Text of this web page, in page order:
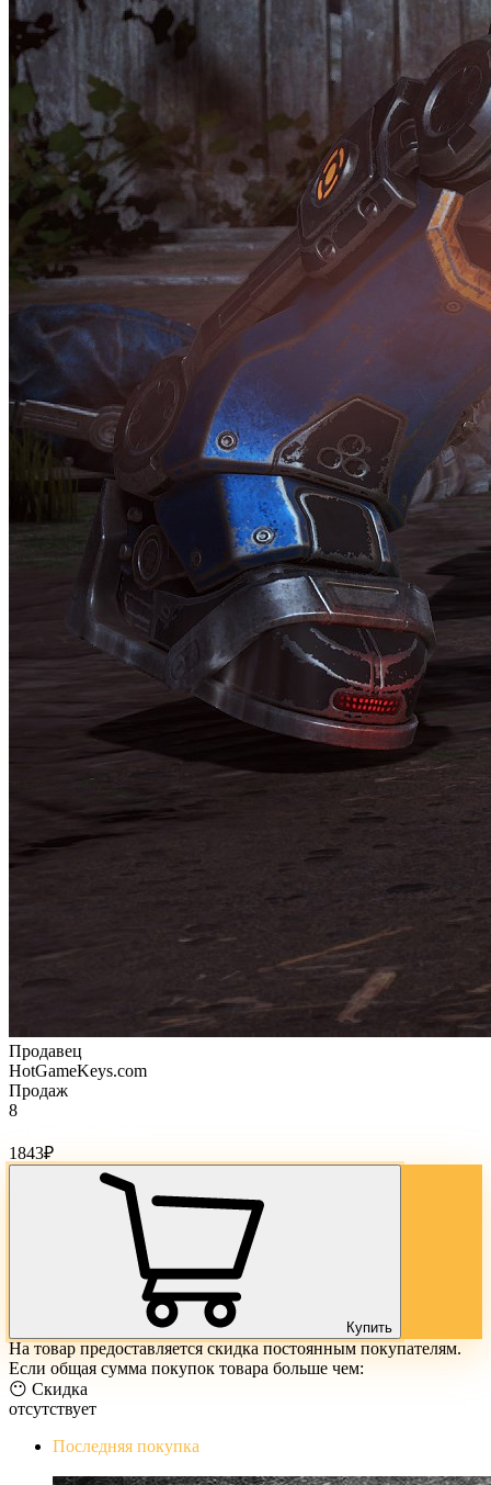
Продавец
HotGameKeys.com
Продаж
8
1843₽
Купить
На товар предоставляется скидка постоянным покупателям.
Если общая сумма покупок товара больше чем:
😶 Скидка
отсутствует
Последняя покупка